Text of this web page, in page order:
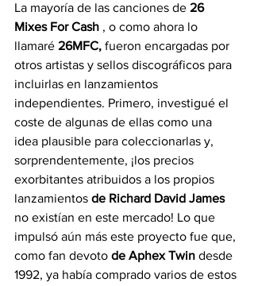
La mayoría de las canciones de 26
Mixes For Cash , o como ahora lo
llamaré 26MFC, fueron encargadas por
otros artistas y sellos discográficos para
incluirlas en lanzamientos
independientes. Primero, investigué el
coste de algunas de ellas como una
idea plausible para coleccionarlas y,
sorprendentemente, ¡los precios
exorbitantes atribuidos a los propios
lanzamientos de Richard David James
no existían en este mercado! Lo que
impulsó aún más este proyecto fue que,
como fan devoto de Aphex Twin desde
1992, ya había comprado varios de estos